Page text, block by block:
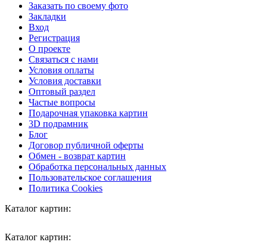
Заказать по своему фото
Закладки
Вход
Регистрация
О проекте
Связаться с нами
Условия оплаты
Условия доставки
Оптовый раздел
Частые вопросы
Подарочная упаковка картин
3D подрамник
Блог
Договор публичной оферты
Обмен - возврат картин
Обработка персональных данных
Пользовательское соглашения
Политика Cookies
Каталог картин:
Каталог картин: